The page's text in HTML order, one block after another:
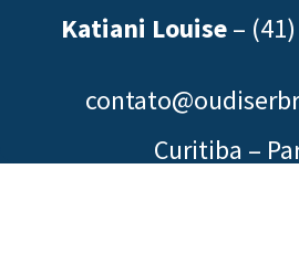
Katiani Louise–
Curitiba –